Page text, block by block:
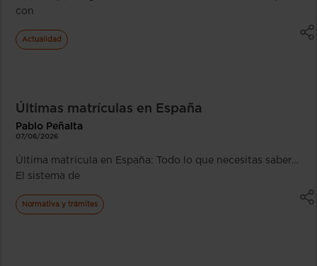
con
Actualidad
Últimas matrículas en España
Pablo Peñalta
07/08/2026
Última matrícula en España: Todo lo que necesitas saber…
El sistema de
Normativa y trámites